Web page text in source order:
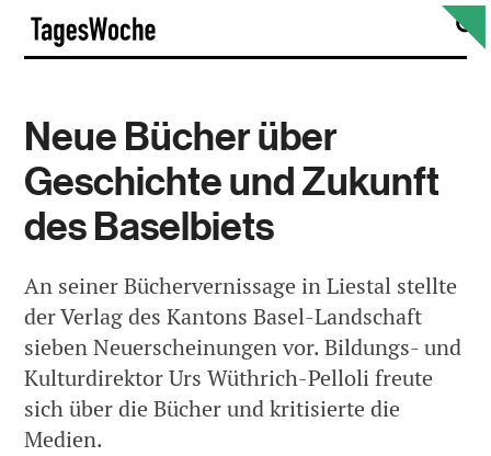
Skip
content
Neue Bücher über
Geschichte und Zukunft
des Baselbiets
An seiner Büchervernissage in Liestal stellte
der Verlag des Kantons Basel-Landschaft
sieben Neuerscheinungen vor. Bildungs- und
Kulturdirektor Urs Wüthrich-Pelloli freute
sich über die Bücher und kritisierte die
Medien.